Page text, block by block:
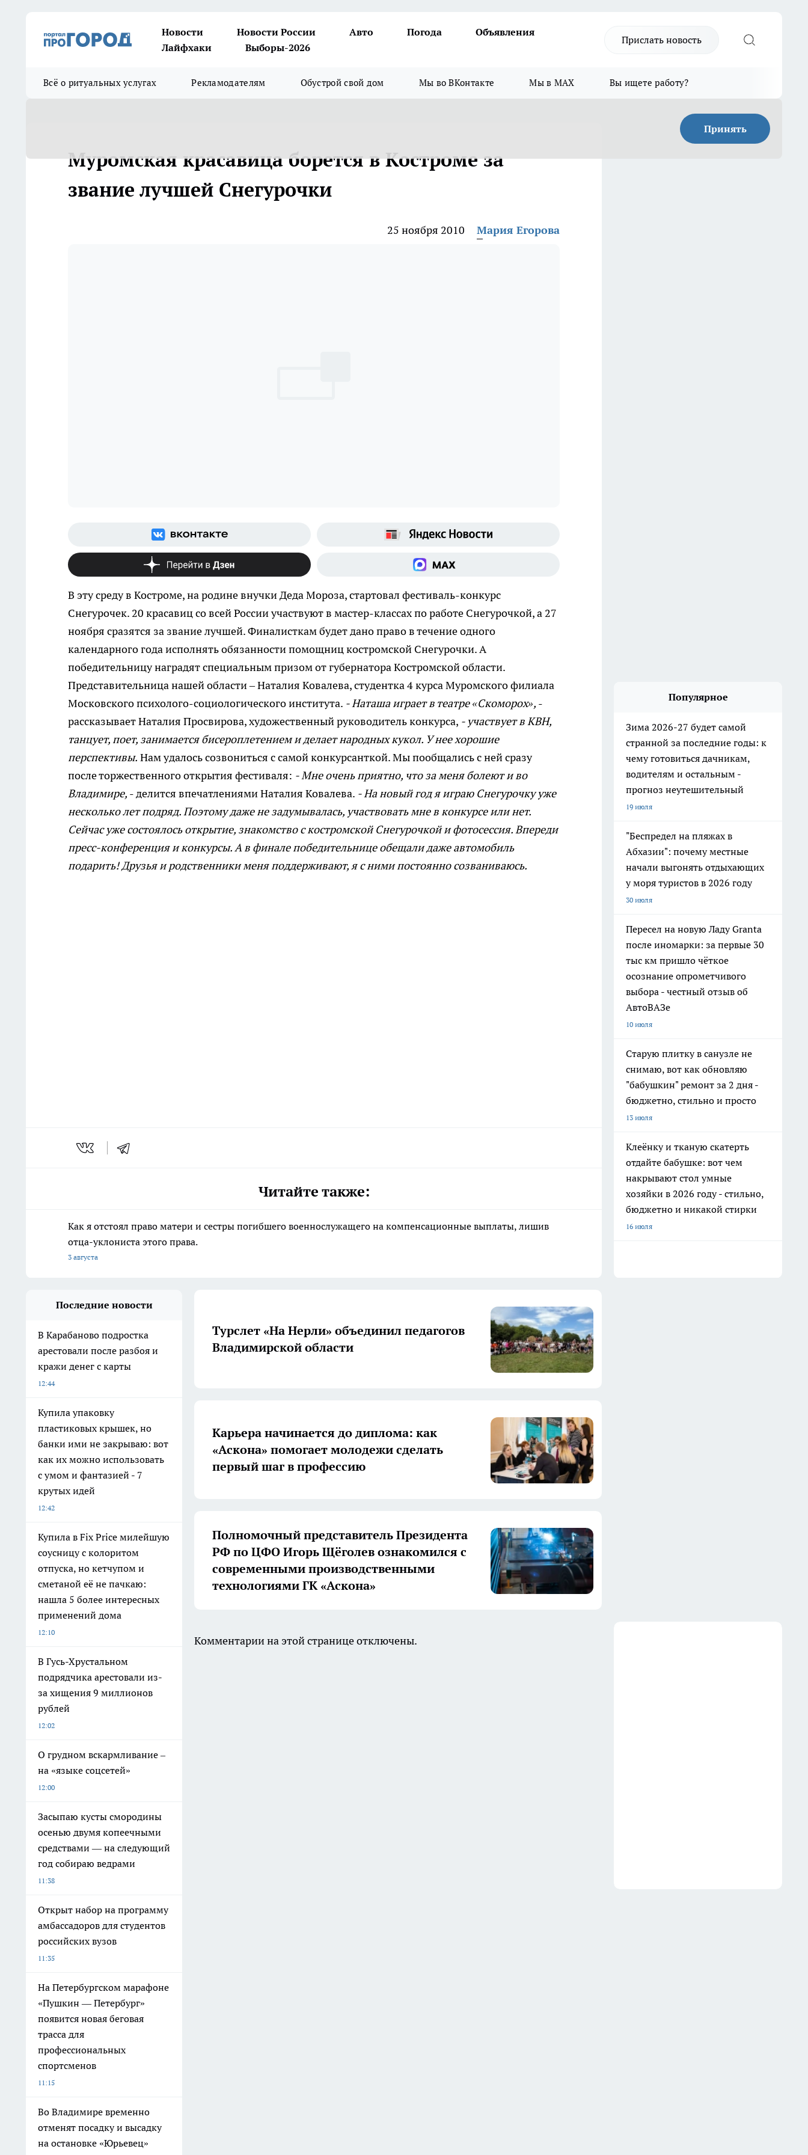
Новости Новости России Авто Погода
Объявления
Лайфхаки
Выборы-2026
Прислать новость
Всё о ритуальных услугах Рекламодателям Обустрой свой дом Мы во ВКонтакте Мы в MAX Вы ищете работу?
Принять
Муромская красавица борется в Костроме за
звание лучшей Снегурочки
25 ноября 2010 Мария Егорова
В эту среду в Костроме, на родине внучки Деда Мороза, стартовал фестиваль-конкурс
Снегурочек. 20 красавиц со всей России участвуют в мастер-классах по работе Снегурочкой, а 27
ноября сразятся за звание лучшей. Финалисткам будет дано право в течение одного
календарного года исполнять обязанности помощниц костромской Снегурочки. А
победительницу наградят специальным призом от губернатора Костромской области.
Представительница нашей области – Наталия Ковалева, студентка 4 курса Муромского филиала
Московского психолого-социологического института. - Наташа играет в театре «Скоморох», -
рассказывает Наталия Просвирова, художественный руководитель конкурса, - участвует в КВН,
танцует, поет, занимается бисероплетением и делает народных кукол. У нее хорошие
перспективы. Нам удалось созвониться с самой конкурсанткой. Мы пообщались с ней сразу
после торжественного открытия фестиваля: - Мне очень приятно, что за меня болеют и во
Владимире, - делится впечатлениями Наталия Ковалева. - На новый год я играю Снегурочку уже
несколько лет подряд. Поэтому даже не задумывалась, участвовать мне в конкурсе или нет.
Сейчас уже состоялось открытие, знакомство с костромской Снегурочкой и фотосессия. Впереди
пресс-конференция и конкурсы. А в финале победительнице обещали даже автомобиль
подарить! Друзья и родственники меня поддерживают, я с ними постоянно созваниваюсь.
Читайте также:
Как я отстоял право матери и сестры погибшего военнослужащего на компенсационные выплаты, лишив
отца-уклониста этого права.
3 августа
Популярное
Зима 2026-27 будет самой
странной за последние годы: к
чему готовиться дачникам,
водителям и остальным -
прогноз неутешительный
19 июля
"Беспредел на пляжах в
Абхазии": почему местные
начали выгонять отдыхающих
у моря туристов в 2026 году
30 июля
Пересел на новую Ладу Granta
после иномарки: за первые 30
тыс км пришло чёткое
осознание опрометчивого
выбора - честный отзыв об
АвтоВАЗе
10 июля
Старую плитку в санузле не
снимаю, вот как обновляю
"бабушкин" ремонт за 2 дня -
бюджетно, стильно и просто
13 июля
Клеёнку и тканую скатерть
отдайте бабушке: вот чем
накрывают стол умные
хозяйки в 2026 году - стильно,
бюджетно и никакой стирки
16 июля
Последние новости
В Карабаново подростка
арестовали после разбоя и
кражи денег с карты
12:44
Купила упаковку
пластиковых крышек, но
банки ими не закрываю: вот
как их можно использовать
с умом и фантазией - 7
крутых идей
12:42
Купила в Fix Price милейшую
соусницу с колоритом
отпуска, но кетчупом и
сметаной её не пачкаю:
нашла 5 более интересных
применений дома
12:10
В Гусь-Хрустальном
подрядчика арестовали из-
за хищения 9 миллионов
рублей
12:02
О грудном вскармливание –
на «языке соцсетей»
12:00
Засыпаю кусты смородины
осенью двумя копеечными
средствами — на следующий
год собираю ведрами
11:38
Открыт набор на программу
амбассадоров для студентов
российских вузов
11:35
На Петербургском марафоне
«Пушкин — Петербург»
появится новая беговая
трасса для
профессиональных
спортсменов
11:15
Во Владимире временно
отменят посадку и высадку
на остановке «Юрьевец»
Турслет «На Нерли» объединил педагогов
Владимирской области
Карьера начинается до диплома: как
«Аскона» помогает молодежи сделать
первый шаг в профессию
Полномочный представитель Президента
РФ по ЦФО Игорь Щёголев ознакомился с
современными производственными
технологиями ГК «Аскона»
Комментарии на этой странице отключены.